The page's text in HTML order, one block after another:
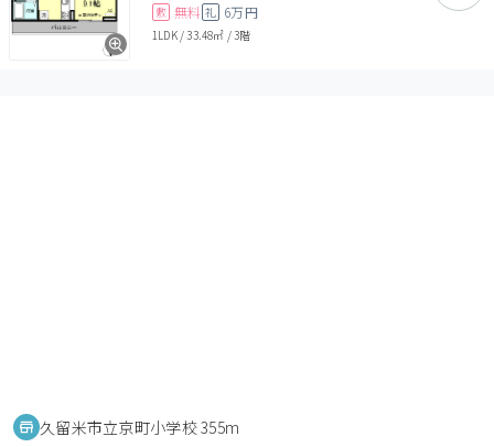
敷 無料 礼 6万円
1LDK/33.48㎡ /3階
久留米市立京町小学校 355m